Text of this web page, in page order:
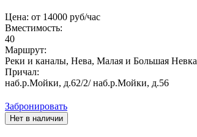
Цена: от 14000 руб/час
Вместимость:
40
Маршрут:
Реки и каналы, Нева, Малая и Большая Невка
Причал:
наб.р.Мойки, д.62/2/ наб.р.Мойки, д.56
Забронировать
Нет в наличии